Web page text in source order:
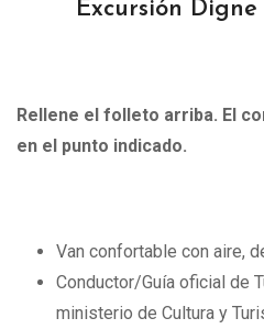
Excursión Digne
Rellene el folleto arriba. El
en el punto indicado.
Van confortable con aire,
Conductor/Guía oficial de
ministerio de Cultura y